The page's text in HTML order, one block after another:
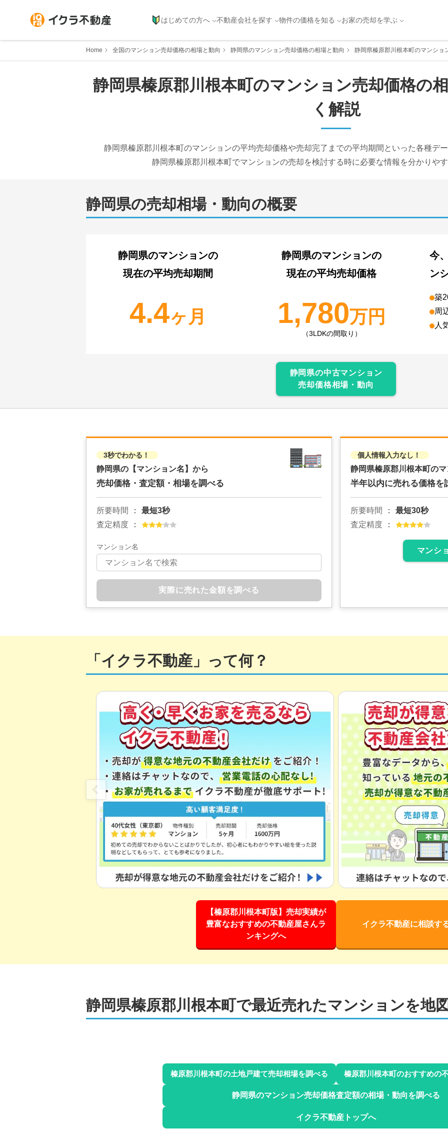
はじめての方へ 不動産会社を探す 物件の価格を知る お家の売却を学ぶ
Home 全国のマンション売却価格の相場と動向 静岡県のマンション売却価格の相場と動向 静岡県榛原郡川根本町のマンショ
静岡県榛原郡川根本町のマンション売却価格の
く解説
静岡県榛原郡川根本町のマンションの平均売却価格や売却完了までの平均期間といった各種デ
静岡県榛原郡川根本町でマンションの売却を検討する時に必要な情報を分かりや
静岡県の売却相場・動向の概要
静岡県のマンションの
現在の平均売却期間
4.4ヶ月
静岡県のマンションの
現在の平均売却価格
1,780万円
（3LDKの間取り）
今
ン
築
周
人
静岡県の中古マンション
売却価格相場・動向
3秒でわかる！
静岡県の 【マンション名】から
売却価格・査定額・相場を調べる
所要時間
最短3秒
査定精度
マンション名
実際に売れた金額を調べる
個人情報入力なし！
静岡県榛原郡川根本町の
半年以内に売れる価格を
所要時間
最短30秒
査定精度
マンシ
「イクラ不動産」って何？
【榛原郡川根本町版】売却実績が
豊富なおすすめの不動産屋さんラ
ンキングへ
イクラ不動産に相談す
静岡県榛原郡川根本町で最近売れたマンションを地
榛原郡川根本町の土地戸建て売却相場を調べる 榛原郡川根本町のおすすめの
静岡県のマンション売却価格査定額の相場・動向を調べる
イクラ不動産トップへ